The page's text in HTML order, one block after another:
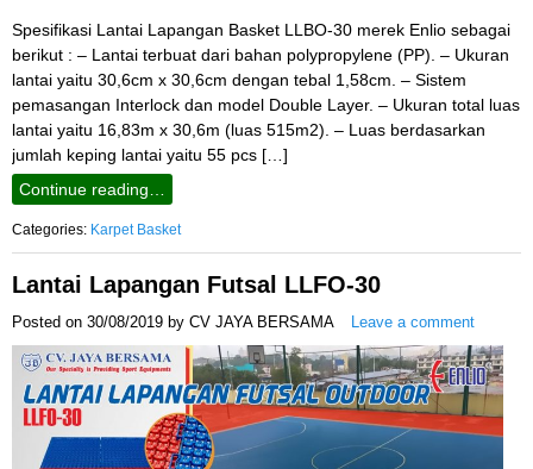
Spesifikasi Lantai Lapangan Basket LLBO-30 merek Enlio sebagai
berikut : – Lantai terbuat dari bahan polypropylene (PP). – Ukuran
lantai yaitu 30,6cm x 30,6cm dengan tebal 1,58cm. – Sistem
pemasangan Interlock dan model Double Layer. – Ukuran total luas
lantai yaitu 16,83m x 30,6m (luas 515m2). – Luas berdasarkan
jumlah keping lantai yaitu 55 pcs […]
Continue reading…
Categories: Karpet Basket
Lantai Lapangan Futsal LLFO-30
Posted on 30/08/2019 by CV JAYA BERSAMA Leave a comment